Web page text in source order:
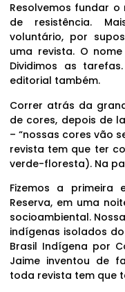
Resolvemos fundar
de resistência.
voluntário, por
uma revista. O
Dividimos as
editorial também.
Correr atrás da
de cores, depois de
– “nossas cores vão
revista tem que ter
verde-floresta). Na
Fizemos a primeira
Reserva, em uma
socioambiental.
indígenas isolados do
Brasil Indígena por
Jaime inventou de
toda revista tem que